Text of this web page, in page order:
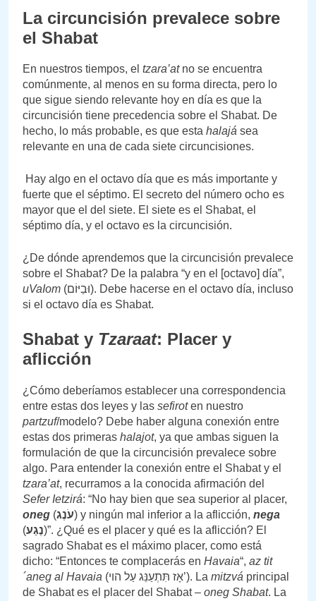
La circuncisión prevalece sobre
el Shabat
En nuestros tiempos, el tzara’atno se encuentra
comúnmente, al menos en su forma directa, pero lo
que sigue siendo relevante hoy en día es que la
circuncisión tiene precedencia sobre el Shabat. De
hecho, lo más probable, es que esta halajá sea
relevante en una de cada siete circuncisiones.
Hay algo en el octavo día que es más importante y
fuerte que el séptimo. El secreto del número ocho es
mayor que el del siete. El siete es el Shabat, el
séptimo día, y el octavo es la circuncisión.
¿De dónde aprendemos que la circuncisión prevalece
sobre el Shabat? De la palabra “y en el [octavo] día”,
uVaIom (וּבַיּוֹם). Debe hacerse en el octavo día, incluso
si el octavo día es Shabat.
Shabat y Tzaraat: Placer y
aflicción
¿Cómo deberíamos establecer una correspondencia
entre estas dos leyes y las sefiroten nuestro
partzuf/modelo? Debe haber alguna conexión entre
estas dos primeras halajot, ya que ambas siguen la
formulación de que la circuncisión prevalece sobre
algo. Para entender la conexión entre el Shabat y el
tzara’at, recurramos a la conocida afirmación del
Sefer Ietzirá: “No hay bien que sea superior al placer,
oneg (עֹנֶג) y ningún mal inferior a la aflicción, nega
(נֶגַע)”. ¿Qué es el placer y qué es la aflicción? El
sagrado Shabat es el máximo placer, como está
dicho: “Entonces te complacerás en Havaia“, az tit
´aneg al Havaia
(אָז תִּתְעַנֵּג עַל הוי’). La mitzvá principal
de Shabat es el placer del Shabat – oneg Shabat. La